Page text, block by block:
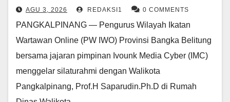
AGU 3, 2026 REDAKSI1 0 COMMENTS
PANGKALPINANG — Pengurus Wilayah Ikatan
Wartawan Online (PW IWO) Provinsi Bangka Belitung
bersama jajaran pimpinan Ivounk Media Cyber (IMC)
menggelar silaturahmi dengan Walikota
Pangkalpinang, Prof.H Saparudin.Ph.D di Rumah